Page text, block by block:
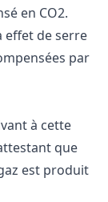
en CO2.
effet de serre
par
à cette
que
est produit